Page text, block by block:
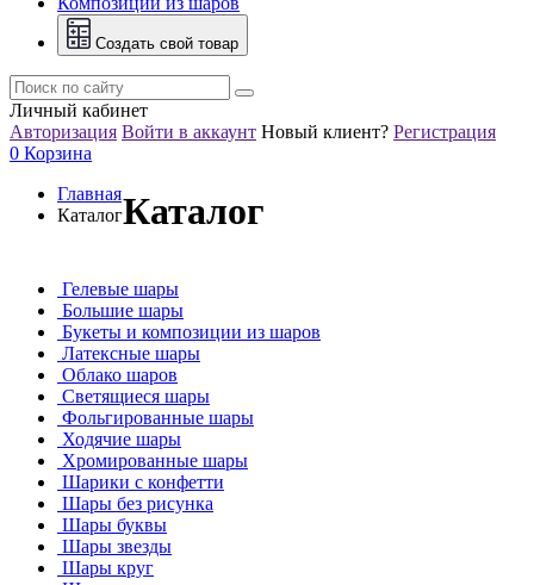
Создать свой товар
Личный кабинет
Авторизация Войти в аккаунт Новый клиент? Регистрация
0 Корзина
Главная
КаталогКаталог
Гелевые шары
Большие шары
Букеты и композиции из шаров
Латексные шары
Облако шаров
Светящиеся шары
Фольгированные шары
Ходячие шары
Хромированные шары
Шарики с конфетти
Шары без рисунка
Шары буквы
Шары звезды
Шары круг